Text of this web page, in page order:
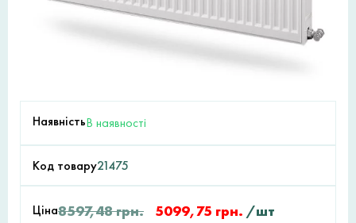
НаявністьВ наявності
Код товару21475
Ціна8597,48грн. 5099,75 грн. /шт